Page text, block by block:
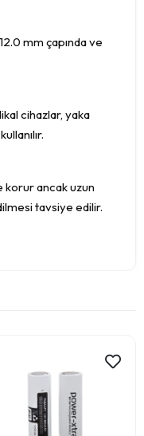
mm çapında ve
cihazlar, yaka
korur ancak uzun
tavsiye edilir.